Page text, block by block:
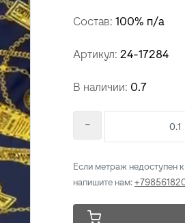
Состав: 100% п/а
Артикул: 24-17284
В наличии: 0.7
Если метраж недоступен
напишите нам: